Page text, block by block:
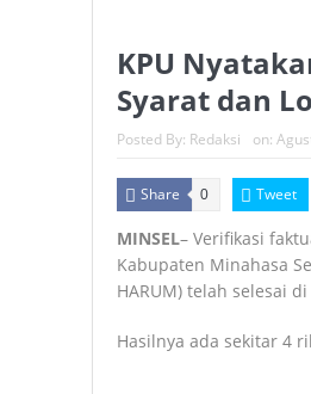
KPU
Syarat dan
Posted By: Redaksi on:
Share 0 Tweet
MINSEL– Verifikasi
Kabupaten Minahasa
HARUM) telah selesai
Hasilnya ada sekitar 4